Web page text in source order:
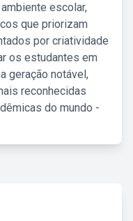
escolar,
que priorizam
por criatividade
os estudantes em
geração notável,
reconhecidas
do mundo -